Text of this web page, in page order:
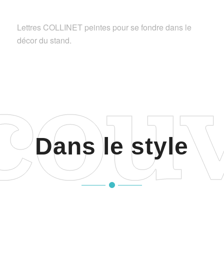
Lettres COLLINET peintes pour se fondre dans le
décor du stand.
Dans le style